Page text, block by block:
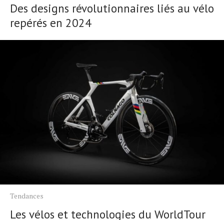
Des designs révolutionnaires liés au vélo
repérés en 2024
Tendances
Les vélos et technologies du WorldTour